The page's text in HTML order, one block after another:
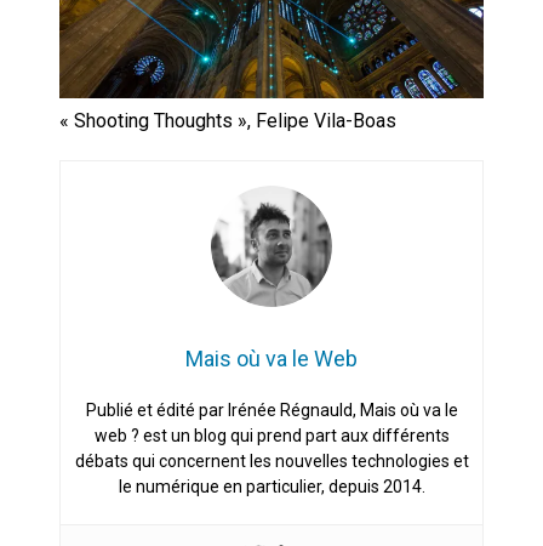
Les syndicats, (tout) contre l’IA
En Seine-et-Marne, le projet de
Campus IA doit sortir des
Addendum sur les machines à
laver, et l’intelligence artificielle
La vaste blague du macronisme
crypto-spatial
« Shooting Thoughts », Felipe Vila-Boas
Mais où va le Web
Publié et édité par Irénée Régnauld, Mais où va le
web ? est un blog qui prend part aux différents
débats qui concernent les nouvelles technologies et
le numérique en particulier, depuis 2014.